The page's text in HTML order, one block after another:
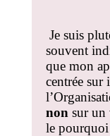
Je suis
souvent
que mon
centrée sur
non sur un
le